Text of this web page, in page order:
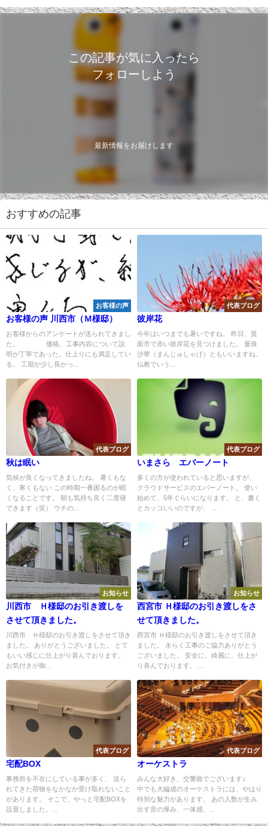
この記事が気に入ったら
フォローしよう
最新情報をお届けします
おすすめの記事
お客様の声
お客様の声 川西市（Ｍ様邸）
お客様からのアンケートが送られてきまし
た。 価格、工事内容について説
明が丁寧であった。仕上りにも満足してい
る。 工期が少し長かっ...
代表ブログ
彼岸花
今年はいつまでも暑いですね。 昨日、箕
面市で赤い彼岸花を見つけました。 曼珠
沙華（まんじゅしゃげ）ともいいますね。
仏教でいう...
代表ブログ
秋は眠い
気候が良くなってきましたね。 暑くもな
く、寒くもない この時期一番困るのが眠
くなることです。 朝も気持ち良く二度寝
できます（笑） ウチの...
代表ブログ
いまさら エバーノート
多くの方が使われていると思いますが、
クラウドサービスのエバーノート。 使い
始めて、5年ぐらいになります。 と、書く
とカッコいいのですが、 ...
お知らせ
川西市 Ｈ様邸のお引き渡しを
させて頂きました。
川西市 Ｈ様邸のお引き渡しをさせて頂き
ました。 ありがとうございました。 とて
もいい感じに仕上がり喜んでおります。
お気付きが御...
お知らせ
西宮市 Ｈ様邸のお引き渡しをさ
せて頂きました。
西宮市 Ｈ様邸のお引き渡しをさせて頂き
ました。 永らく工事のご協力ありがとう
ございました。 安全に、綺麗に、仕上が
り喜んでおります。 ...
代表ブログ
宅配BOX
事務所を不在にしている事が多く、 送ら
れてきた荷物をなかなか受け取れないこと
があります。 そこで、やっと宅配BOXを
設置しました。...
代表ブログ
オーケストラ
みんな大好き、交響曲でございます♪
中でも大編成のオーケストラには、やはり
特別な魅力があります。 あの人数が生み
出す音の厚み、一体感、...